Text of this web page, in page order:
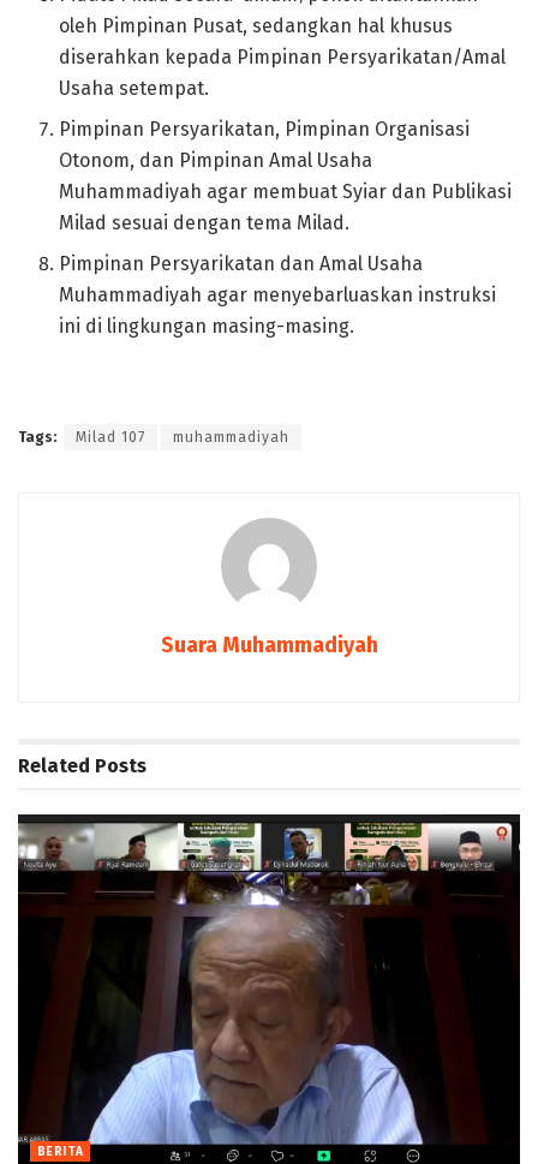
oleh Pimpinan Pusat, sedangkan hal khusus
diserahkan kepada Pimpinan Persyarikatan/Amal
Usaha setempat.
Pimpinan Persyarikatan, Pimpinan Organisasi
Otonom, dan Pimpinan Amal Usaha
Muhammadiyah agar membuat Syiar dan Publikasi
Milad sesuai dengan tema Milad.
Pimpinan Persyarikatan dan Amal Usaha
Muhammadiyah agar menyebarluaskan instruksi
ini di lingkungan masing-masing.
Tags: Milad 107 muhammadiyah
Suara Muhammadiyah
Related Posts
BERITA